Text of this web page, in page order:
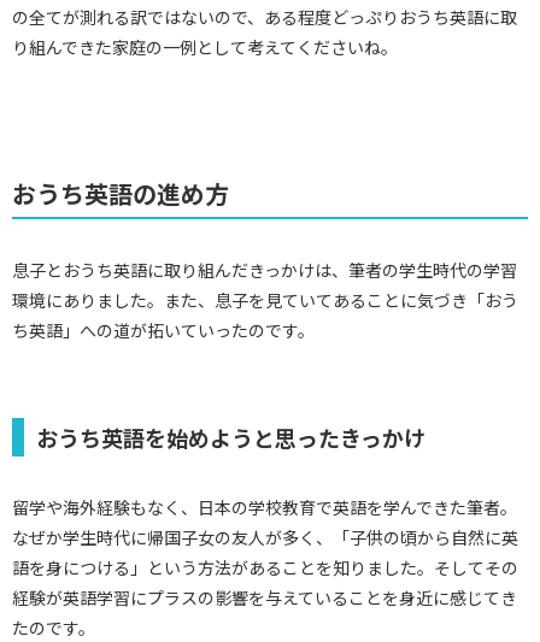
の全てが測れる訳ではないので、ある程度どっぷりおうち英語に取
り組んできた家庭の一例として考えてくださいね。
おうち英語の進め方
息子とおうち英語に取り組んだきっかけは、筆者の学生時代の学習
環境にありました。また、息子を見ていてあることに気づき「おう
ち英語」への道が拓いていったのです。
おうち英語を始めようと思ったきっかけ
留学や海外経験もなく、日本の学校教育で英語を学んできた筆者。
なぜか学生時代に帰国子女の友人が多く、「子供の頃から自然に英
語を身につける」という方法があることを知りました。そしてその
経験が英語学習にプラスの影響を与えていることを身近に感じてき
たのです。